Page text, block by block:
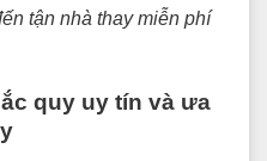
tận nhà thay miễn phí
quy uy tín và ưa